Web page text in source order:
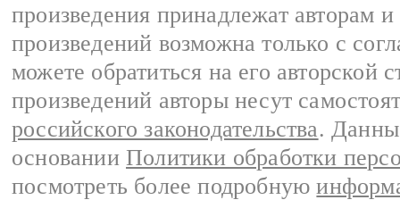
произведения принадлежат авторам
произведений возможна только с
можете обратиться на его авторской
произведений авторы несут
российского законодательства.
основании Политики обработки
посмотреть более подробную